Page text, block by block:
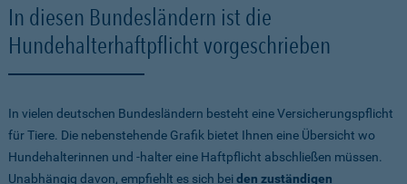
In diesen Bundesländern ist die
Hundehalterhaftpflicht vorgeschrieben
In vielen deutschen Bundesländern besteht eine Versicherungspflicht
für Tiere. Die nebenstehende Grafik bietet Ihnen eine Übersicht wo
Hundehalterinnen und -halter eine Haftpflicht abschließen müssen.
Unabhängig davon, empfiehlt es sich beiden zuständigen